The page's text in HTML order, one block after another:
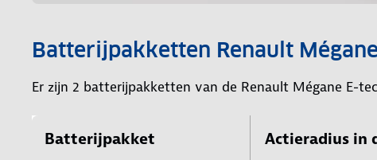
Batterijpakketten Renault Mégane
Er zijn 2 batterijpakketten van de Renault Mégane E-
Batterijpakket Actieradius in